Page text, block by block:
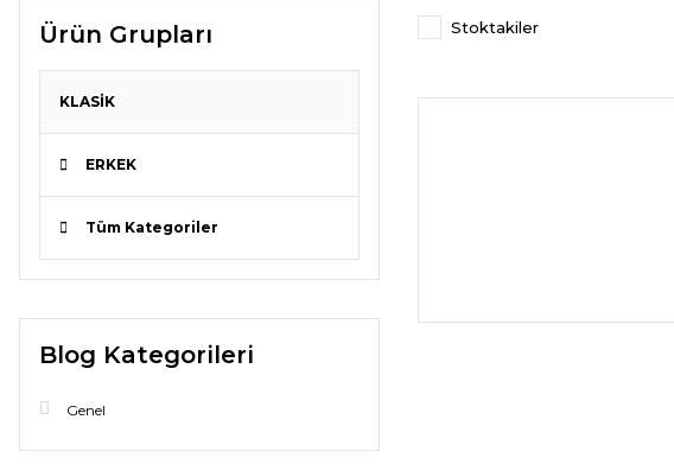
Ürün Grupları
KLASİK
ERKEK
Tüm Kategoriler
Blog Kategorileri
Genel
Stoktakiler